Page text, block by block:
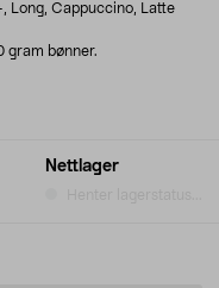
Nettlager
Long, Cappuccino, Latte
gram bønner.